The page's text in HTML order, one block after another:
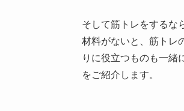
そして筋トレをするな
材料がないと、筋トレ
りに役立つものも一緒
をご紹介します。